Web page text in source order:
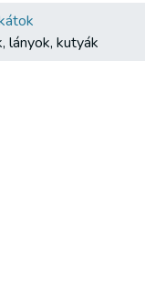
lányok, kutyák